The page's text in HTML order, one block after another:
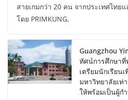
สายเกมกว่า 20 คน จากประเทศไทย
โดย PRIMKUNG,
Guangzhou
ทัศน์การศึกษาที่
เตรียมนักเรียนเ
มหาวิทยาลัยเท่
ให้พร้อมเป็นผู้ก